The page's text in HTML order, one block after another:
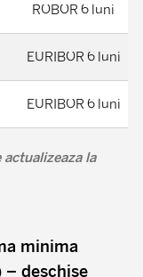
ROBOR 6 luni
EURIBOR 6 luni
EURIBOR 6 luni
actualizeaza la
minima
– deschise